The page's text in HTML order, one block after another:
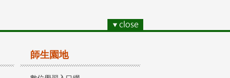
師生園地